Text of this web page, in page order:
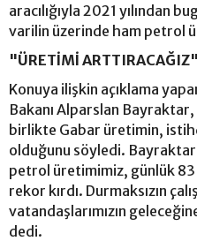
aracılığıyla 2021 yılından
varilin üzerinde ham petrol
"ÜRETİMİ ARTTIRACAĞIZ"
Konuya ilişkin açıklama
Bakanı Alparslan
birlikte Gabar üretimin,
olduğunu söyledi.
petrol üretimimiz, günlük
rekor kırdı. Durmaksızın
vatandaşlarımızın
dedi.